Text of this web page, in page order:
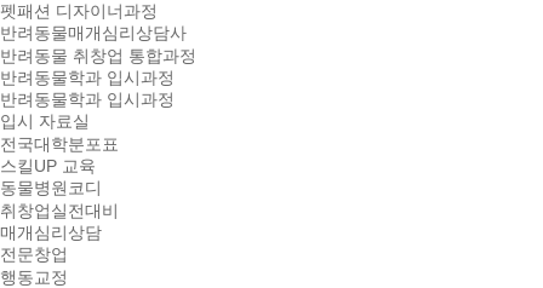
펫패션 디자이너과정
반려동물매개심리상담사
반려동물 취창업 통합과정
반려동물학과 입시과정
반려동물학과 입시과정
입시 자료실
전국대학분포표
스킬UP 교육
동물병원코디
취창업실전대비
매개심리상담
전문창업
행동교정